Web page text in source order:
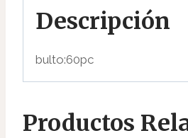
Descripción
bulto:60pc
Productos